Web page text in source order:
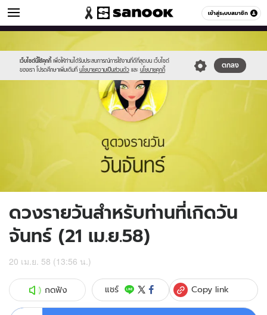
เข้าสู่ระบบสมาชิก
ดูดวง หมวดอื่นๆ
เว็บไซต์นี้ใช้คุกกี้ เพื่อให้ท่านได้รับประสบการณ์การใช้งานที่ดีที่สุดบน เว็บไซต์
ของเรา โปรดศึกษาเพิ่มเติมที่ นโยบายความเป็นส่วนตัว และ นโยบายคุกกี้
ตกลง
//s.isanook.com/sr/0/images/logo-
new-
sanook.png
//s.isanook.com/ho/0/ud/16/81373/2_mon.jpg
ดวงรายวันสำหรับท่านที่เกิดวัน
จันทร์ (21 เม.ย.58)
20 เม.ย. 58 (13:56 น.)
กดฟัง แชร์ Copy link